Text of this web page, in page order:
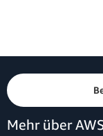
Mehr über